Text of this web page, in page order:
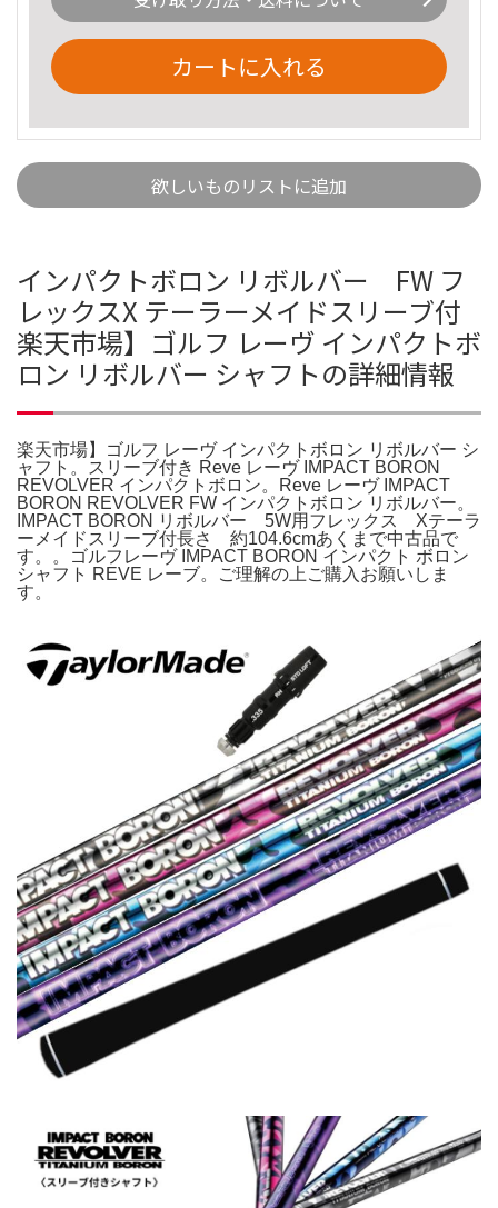
カートに入れる
欲しいものリストに追加
インパクトボロン リボルバー FW フ
レックスX テーラーメイドスリーブ付
楽天市場】ゴルフ レーヴ インパクトボ
ロン リボルバー シャフトの詳細情報
楽天市場】ゴルフ レーヴ インパクトボロン リボルバー シ
ャフト。スリーブ付き Reve レーヴ IMPACT BORON
REVOLVER インパクトボロン。Reve レーヴ IMPACT
BORON REVOLVER FW インパクトボロン リボルバー。
IMPACT BORON リボルバー 5W用フレックス Xテーラ
ーメイドスリーブ付長さ 約104.6cmあくまで中古品で
す。。ゴルフレーヴ IMPACT BORON インパクト ボロン
シャフト REVE レーブ。ご理解の上ご購入お願いしま
す。